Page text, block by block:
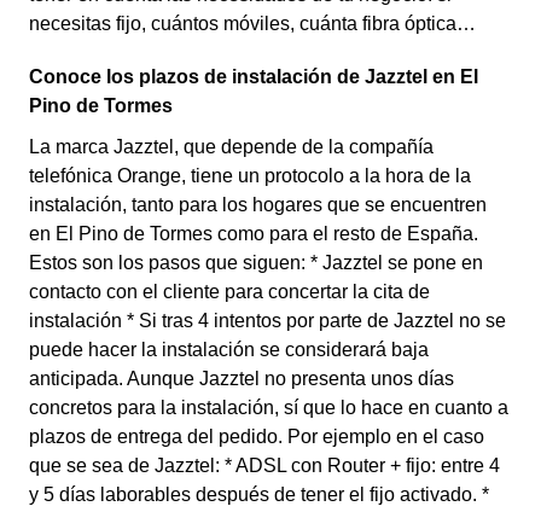
necesitas fijo, cuántos móviles, cuánta fibra óptica…
Conoce los plazos de instalación de Jazztel en El
Pino de Tormes
La marca Jazztel, que depende de la compañía
telefónica Orange, tiene un protocolo a la hora de la
instalación, tanto para los hogares que se encuentren
en El Pino de Tormes como para el resto de España.
Estos son los pasos que siguen: * Jazztel se pone en
contacto con el cliente para concertar la cita de
instalación * Si tras 4 intentos por parte de Jazztel no se
puede hacer la instalación se considerará baja
anticipada. Aunque Jazztel no presenta unos días
concretos para la instalación, sí que lo hace en cuanto a
plazos de entrega del pedido. Por ejemplo en el caso
que se sea de Jazztel: * ADSL con Router + fijo: entre 4
y 5 días laborables después de tener el fijo activado. *